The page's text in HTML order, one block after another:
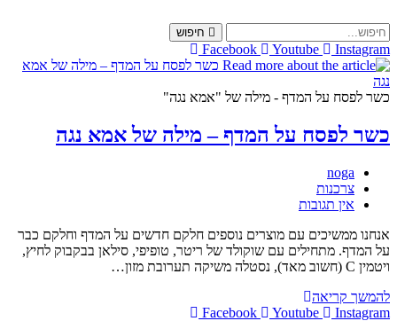
to
content
חיפוש
Facebook Youtube Instagram
כשר לפסח על המדף - מילה של "אמא נגה"
כשר לפסח על המדף – מילה של אמא נגה
מחבר:
noga
קטגוריה:
צרכנות
תגובות:
אין תגובות
אנחנו ממשיכים עם מוצרים נוספים חלקם חדשים על המדף וחלקם כבר
על המדף. מתחילים עם שוקולד של ריטר, טופיפי, סילאן בבקבוק לחיץ,
ויטמין C (חשוב מאד), נסטלה משיקה תערובת מזון…
להמשך קריאהכשר
לפסח
Facebook Youtube
Instagram